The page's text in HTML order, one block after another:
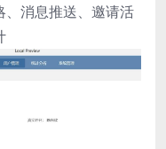
、消息推送、邀请活